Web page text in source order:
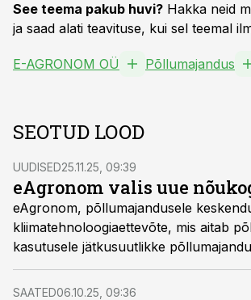
See teema pakub huvi? Hakka neid
ja saad alati teavituse, kui sel teemal
E-AGRONOM OÜ Põllumajandus
SEOTUD LOOD
UUDISED25.11.25, 09:39
eAgronom valis uue
eAgronom, põllumajandusele
kliimatehnoloogiaettevõte, mis aitab
kasutusele jätkusuutlikke
teatas uue nõukogu nimetamisest,
sammu ettevõtte strateegilises kasvus.
SAATED06.10.25, 09:36